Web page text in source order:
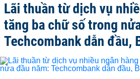
Lãi thuần từ dịch vụ
tăng ba chữ số trong
Techcombank dẫn đầu,